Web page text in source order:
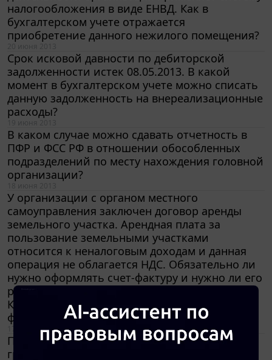
налогообложения в виде ЕНВД. Как в
бухгалтерском учете отражается
приобретение данного нежилого помещения?
Срок исковой давности по дебиторской
задолженности истек 08.05.2013. В какой
момент в бухгалтерском учете можно списать
данную задолженность на внереализационные
расходы?
В каком случае можно сдавать отчетность в
ПФР и ФСС РФ в отношении обособленных
подразделений по месту нахождения головной
организации?
У организации с органом местного
самоуправления заключен договор аренды
земельного участка. Арендная плата за
пользование земельными участками
относится к неналоговым доходам и данная
операция не облагается НДС. Обязательно ли
нужно оформлять счет-фактуру и нужно ли его
регистрировать в книгах покупок и продаж?
Какие санкции предусмотрены, если счет-
фактура не оформлялся?
17 июня 2013
По условиям договора поставки
грузополучателем является третье лицо.